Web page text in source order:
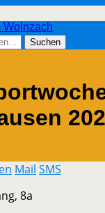
Wolnzach
Mail SMS
8a